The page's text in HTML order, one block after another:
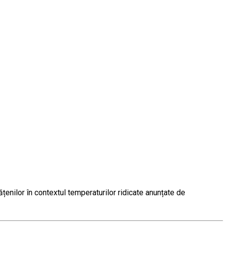
în contextul temperaturilor ridicate anunțate de